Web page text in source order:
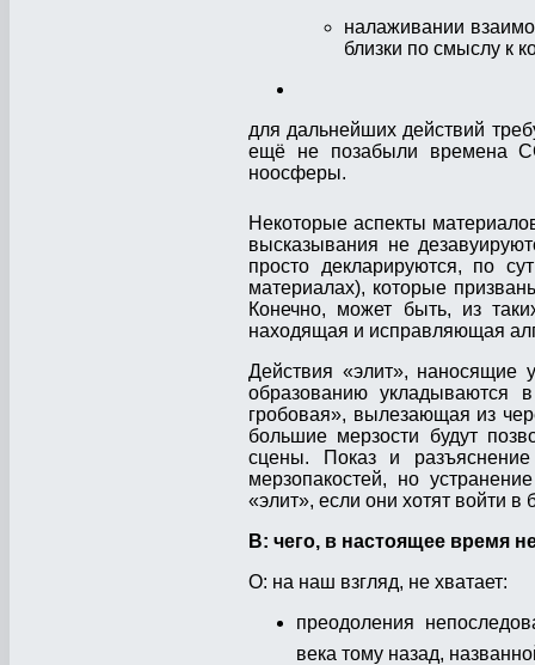
налаживании
близки по смыслу к
для дальнейших действий
ещё не позабыли времена
ноосферы.
Некоторые аспекты
высказывания не
просто декларируются, по
материалах), которые
Конечно, может быть, из
находящая и исправляющая
Действия «элит», наносящие
образованию
гробовая», вылезающая из
большие мерзости будут
сцены. Показ и
мерзопакостей, но
«элит», если они хотят войти в
В: чего, в настоящее время
О: на наш взгляд, не хватает:
преодоления
века тому назад,